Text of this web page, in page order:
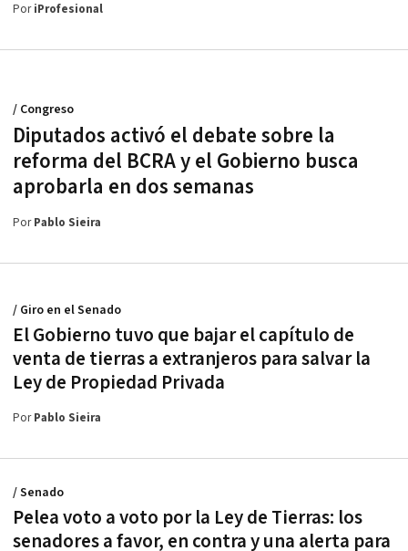
PoriProfesional
Diputados activó el debate sobre la
reforma del BCRA y el Gobierno busca
aprobarla en dos semanas
/ Congreso
PorPablo Sieira
El Gobierno tuvo que bajar el capítulo de
venta de tierras a extranjeros para salvar la
Ley de Propiedad Privada
/ Giro en el Senado
PorPablo Sieira
Pelea voto a voto por la Ley de Tierras: los
senadores a favor, en contra y una alerta para
/ Senado